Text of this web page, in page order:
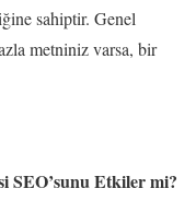
sahiptir. Genel
metniniz varsa, bir
SEO’sunu Etkiler mi?